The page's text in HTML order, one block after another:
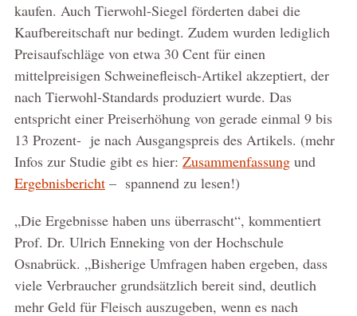
kaufen. Auch Tierwohl-Siegel förderten dabei die
Kaufbereitschaft nur bedingt. Zudem wurden lediglich
Preisaufschläge von etwa 30 Cent für einen
mittelpreisigen Schweinefleisch-Artikel akzeptiert, der
nach Tierwohl-Standards produziert wurde. Das
entspricht einer Preiserhöhung von gerade einmal 9 bis
13 Prozent- je nach Ausgangspreis des Artikels. (mehr
Infos zur Studie gibt es hier: Zusammenfassungund
Ergebnisbericht– spannend zu lesen!)
„Die Ergebnisse haben uns überrascht“, kommentiert
Prof. Dr. Ulrich Enneking von der Hochschule
Osnabrück. „Bisherige Umfragen haben ergeben, dass
viele Verbraucher grundsätzlich bereit sind, deutlich
mehr Geld für Fleisch auszugeben, wenn es nach